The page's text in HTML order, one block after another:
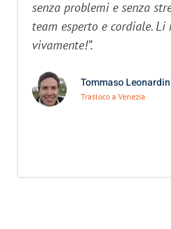
senza problemi e senza
team esperto e cordiale. Li
vivamente!”.
Tommaso
Trasloco a Venezia